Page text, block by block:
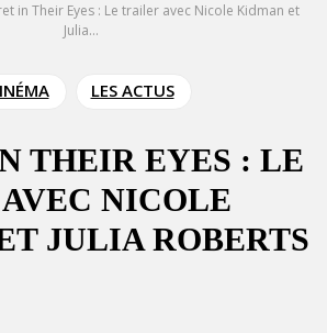
in Their Eyes : Le trailer avec Nicole Kidman et
Julia...
LES ACTUS
THEIR EYES : LE
NICOLE
JULIA ROBERTS